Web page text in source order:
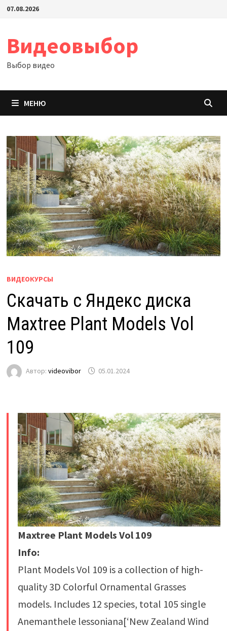
Перейти
07.08.2026
Видеовыбор
Выбор видео
МЕНЮ
ВИДЕОКУРСЫ
Скачать с Яндекс диска
Maxtree Plant Models Vol
109
Автор: videovibor 05.01.2024
Maxtree Plant Models Vol 109
Info:
Plant Models Vol 109 is a collection of high-
quality 3D Colorful Ornamental Grasses
models. Includes 12 species, total 105 single
Anemanthele lessoniana[‘New Zealand Wind